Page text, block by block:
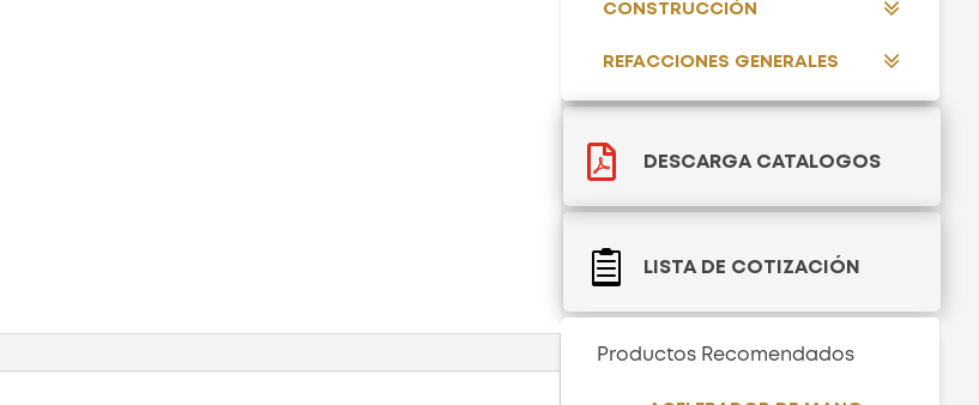
CONSTRUCCIÓN
REFACCIONES GENERALES
 DESCARGA CATALOGOS
 LISTA DE COTIZACIÓN
Productos Recomendados